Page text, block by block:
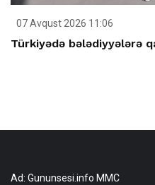
07 Avqust 2026 11:06
Türkiyədə bələdiyyələrə
Ad: Gununsesi.info MMC